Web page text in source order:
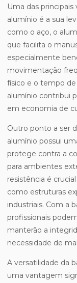
Uma das
alumínio é a sua
como o aço, o
que facilita o
especialmente
movimentação
físico e o tempo de
alumínio contribui
em economia de
Outro ponto a ser
alumínio possui
protege contra a
para ambientes
resistência é
como estruturas
industriais. Com a
profissionais
manterão a
necessidade de
A versatilidade da
uma vantagem